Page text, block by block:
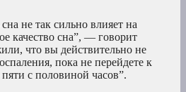
не так сильно влияет на
качество сна”, — говорит
что вы действительно не
пока не перейдете к
с половиной часов”.